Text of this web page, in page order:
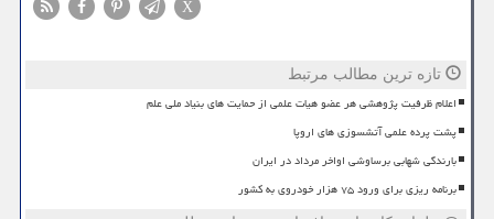
X
تازه ترین مطالب مرتبط
اعلام ظرفیت پژوهشی هر عضو هیات علمی از حمایت های بنیاد ملی علم
پشت پرده علمی آتشسوزی های اروپا
بارندگی شهابی برساوشی اواخر مرداد در ایران
برنامه ریزی برای ورود ۷۵ هزار خودروی به کشور